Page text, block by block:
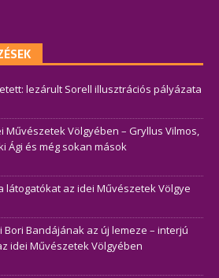
lezárult Sorell illusztrációs pályázata
Völgyében – Gryllus Vilmos,
Ági és még sokan mások
látogatókat az idei Művészetek Völgye
Bori Bandájának az új lemeze – interjú
idei Művészetek Völgyében